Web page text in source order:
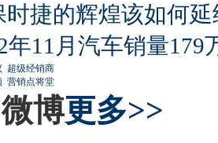
时捷的辉煌该如何延
年11月汽车销量179
超级经销商
营销点将堂
博更多>>